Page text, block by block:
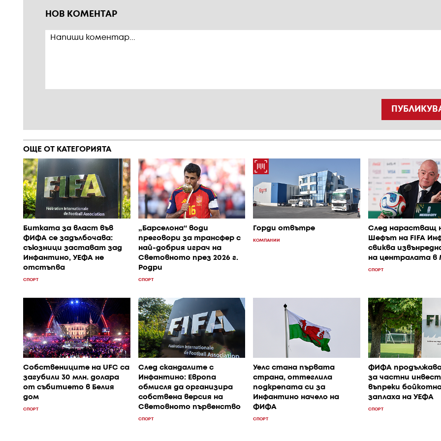
НОВ КОМЕНТАР
ОЩЕ ОТ КАТЕГОРИЯТА
Битката за власт във
ФИФА се задълбочава:
съюзници застават зад
Инфантино, УЕФА не
отстъпва
СПОРТ
„Барселона“ води
преговори за трансфер с
най-добрия играч на
Световното през 2026 г.
Родри
СПОРТ
Горди отвътре
КОМПАНИИ
След нарастващ
Шефът на FIFA
свиква
на централата в
СПОРТ
Собствениците на UFC са
загубили 30 млн. долара
от събитието в Белия
дом
СПОРТ
След скандалите с
Инфантино: Европа
обмисля да организира
собствена версия на
Световното първенство
СПОРТ
Уелс стана първата
страна, оттеглила
подкрепата си за
Инфантино начело на
ФИФА
СПОРТ
ФИФА продължава
за частни
въпреки
заплаха на УЕФА
СПОРТ